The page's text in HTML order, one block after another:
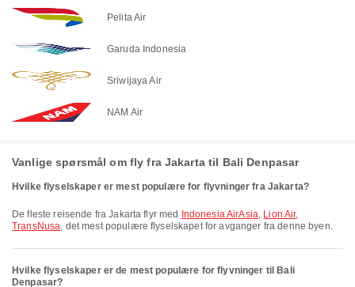
Pelita Air
Garuda Indonesia
Sriwijaya Air
NAM Air
Vanlige spørsmål om fly fra Jakarta til Bali Denpasar
Hvilke flyselskaper er mest populære for flyvninger fra Jakarta?
De fleste reisende fra Jakarta flyr med Indonesia AirAsia, Lion Air,
TransNusa, det mest populære flyselskapet for avganger fra denne byen.
Hvilke flyselskaper er de mest populære for flyvninger til Bali
Denpasar?